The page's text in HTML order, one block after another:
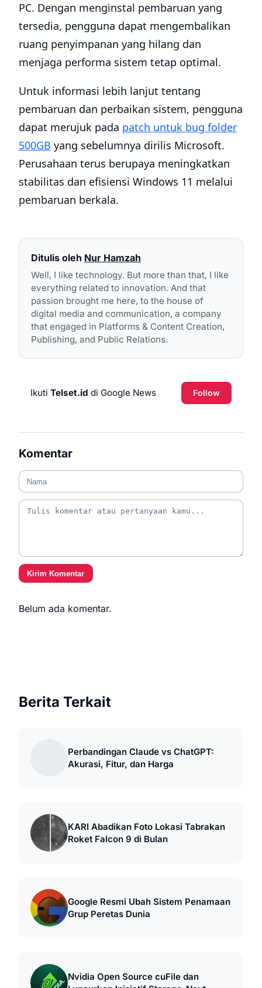
PC. Dengan menginstal pembaruan yang
tersedia, pengguna dapat mengembalikan
ruang penyimpanan yang hilang dan
menjaga performa sistem tetap optimal.
Untuk informasi lebih lanjut tentang
pembaruan dan perbaikan sistem, pengguna
dapat merujuk pada patch untuk bug folder
500GB yang sebelumnya dirilis Microsoft.
Perusahaan terus berupaya meningkatkan
stabilitas dan efisiensi Windows 11 melalui
pembaruan berkala.
Ditulis oleh Nur Hamzah
Well, I like technology. But more than that, I like
everything related to innovation. And that
passion brought me here, to the house of
digital media and communication, a company
that engaged in Platforms & Content Creation,
Publishing, and Public Relations.
Ikuti Telset.id di Google News Follow
Komentar
Kirim Komentar
Belum ada komentar.
Berita Terkait
Perbandingan Claude vs ChatGPT:
Akurasi, Fitur, dan Harga
KARI Abadikan Foto Lokasi Tabrakan
Roket Falcon 9 di Bulan
Google Resmi Ubah Sistem Penamaan
Grup Peretas Dunia
Nvidia Open Source cuFile dan